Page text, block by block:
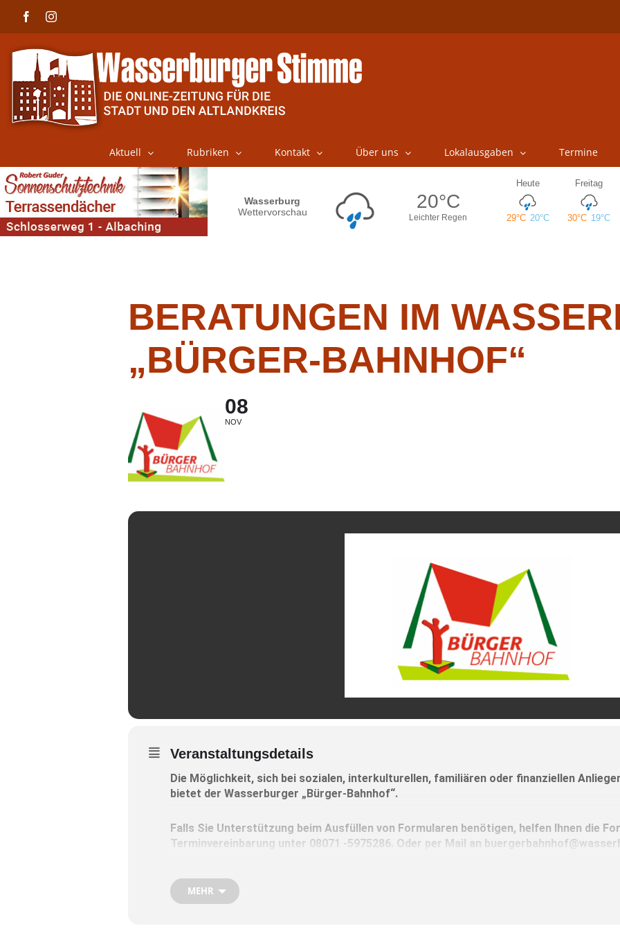
FacebookInstagram
Aktuell Rubriken Kontakt Über uns Lokalausgaben Termine
BERATUNGEN IM
„BÜRGER-BAHNHOF“
08
NOV
Veranstaltungsdetails
Die Möglichkeit, sich bei sozialen, interkulturellen, familiären oder finanziellen
bietet der Wasserburger „Bürger-Bahnhof“.
Falls Sie Unterstützung beim Ausfüllen von Formularen benötigen, helfen Ihnen die
Terminvereinbarung unter 08071 -5975286. Oder per Mail an
Bitte melden Sie sich ebenfalls unter dieser Rufnummer für einen individuellen
längeres Anliegen oder weil die offenen Beratungszeiten für Sie nicht passen.
MEHR